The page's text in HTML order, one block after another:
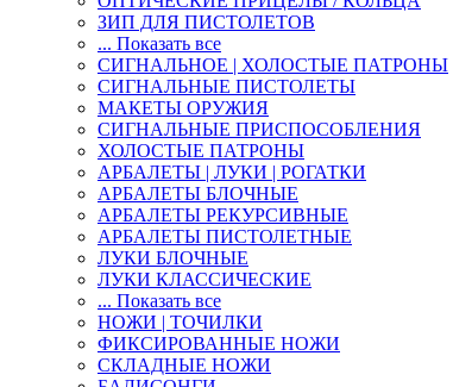
ЗИП ДЛЯ ПИСТОЛЕТОВ
... Показать все
СИГНАЛЬНОЕ | ХОЛОСТЫЕ ПАТРОНЫ
СИГНАЛЬНЫЕ ПИСТОЛЕТЫ
МАКЕТЫ ОРУЖИЯ
СИГНАЛЬНЫЕ ПРИСПОСОБЛЕНИЯ
ХОЛОСТЫЕ ПАТРОНЫ
АРБАЛЕТЫ | ЛУКИ | РОГАТКИ
АРБАЛЕТЫ БЛОЧНЫЕ
АРБАЛЕТЫ РЕКУРСИВНЫЕ
АРБАЛЕТЫ ПИСТОЛЕТНЫЕ
ЛУКИ БЛОЧНЫЕ
ЛУКИ КЛАССИЧЕСКИЕ
... Показать все
НОЖИ | ТОЧИЛКИ
ФИКСИРОВАННЫЕ НОЖИ
СКЛАДНЫЕ НОЖИ